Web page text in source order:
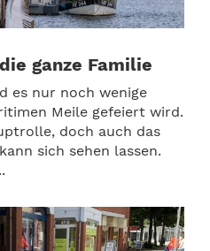
ganze Familie
es nur noch wenige
Meile gefeiert wird.
doch auch das
sich sehen lassen.